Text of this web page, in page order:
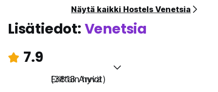
Näytä kaikki Hostels Venetsia
Lisätiedot: Venetsia
7.9
Erittäin hyvä
(3813 Arviot)